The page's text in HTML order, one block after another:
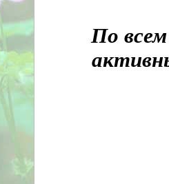
По всем